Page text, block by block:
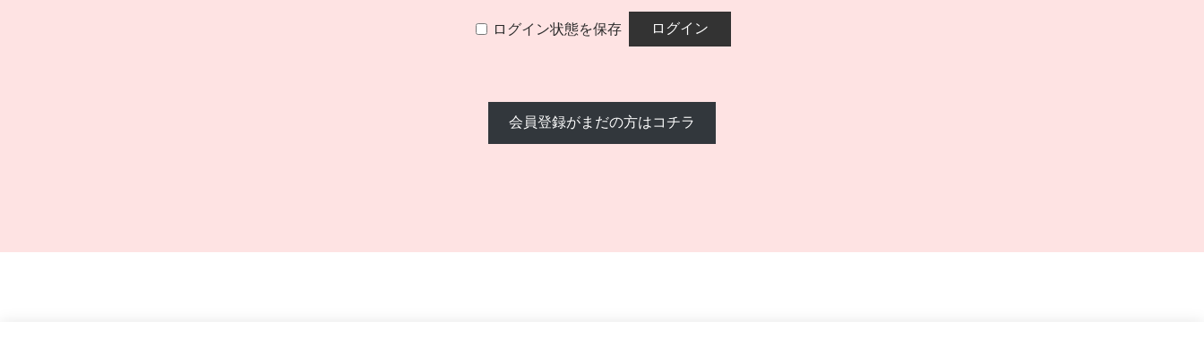
ログイン状態を保存
会員登録がまだの方はコチラ